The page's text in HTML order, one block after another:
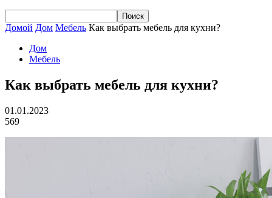
Домой Дом Мебель Как выбрать мебель для кухни?
Дом
Мебель
Как выбрать мебель для кухни?
01.01.2023
569